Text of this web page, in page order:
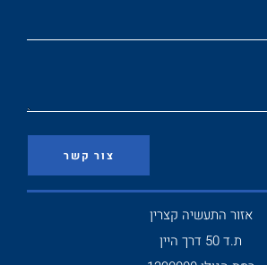
צור קשר
אזור התעשיה קצרין
ת.ד 50 דרך היין